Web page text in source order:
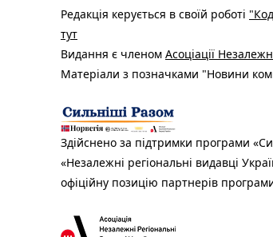
Редакція керується в своїй роботі
тут
Видання є членом Асоціації
Матеріали з позначками "Новини
Здійснено за підтримки програми
«Незалежні регіональні видавці
офіційну позицію партнерів